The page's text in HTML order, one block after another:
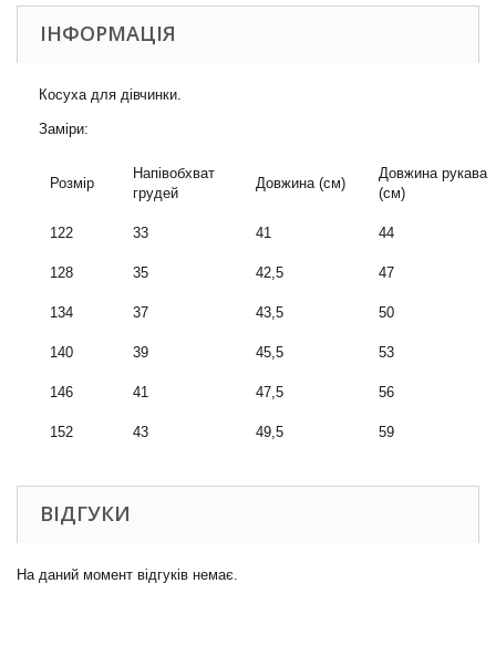
ІНФОРМАЦІЯ
Косуха для дівчинки.
Заміри:
Розмір
Напівобхват
грудей
Довжина (см)
Довжина рукава
(см)
122 33 41 44
128 35 42,5 47
134 37 43,5 50
140 39 45,5 53
146 41 47,5 56
152 43 49,5 59
ВІДГУКИ
На даний момент відгуків немає.